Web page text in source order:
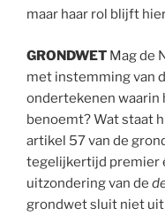
maar haar rol blijft
GRONDWET Mag de
met instemming van
ondertekenen
benoemt? Wat staat
artikel 57 van de
tegelijkertijd premier
uitzondering van de
grondwet sluit niet